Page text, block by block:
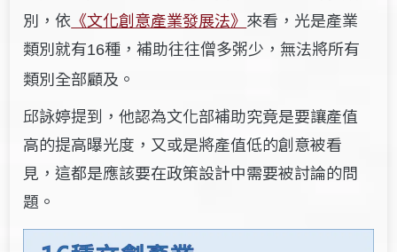
別，依 《文化創意產業發展法》 來看，光是產業
類別就有16種，補助往往僧多粥少，無法將所有
類別全部顧及。
邱詠婷提到，他認為文化部補助究竟是要讓產值
高的提高曝光度，又或是將產值低的創意被看
見，這都是應該要在政策設計中需要被討論的問
題。